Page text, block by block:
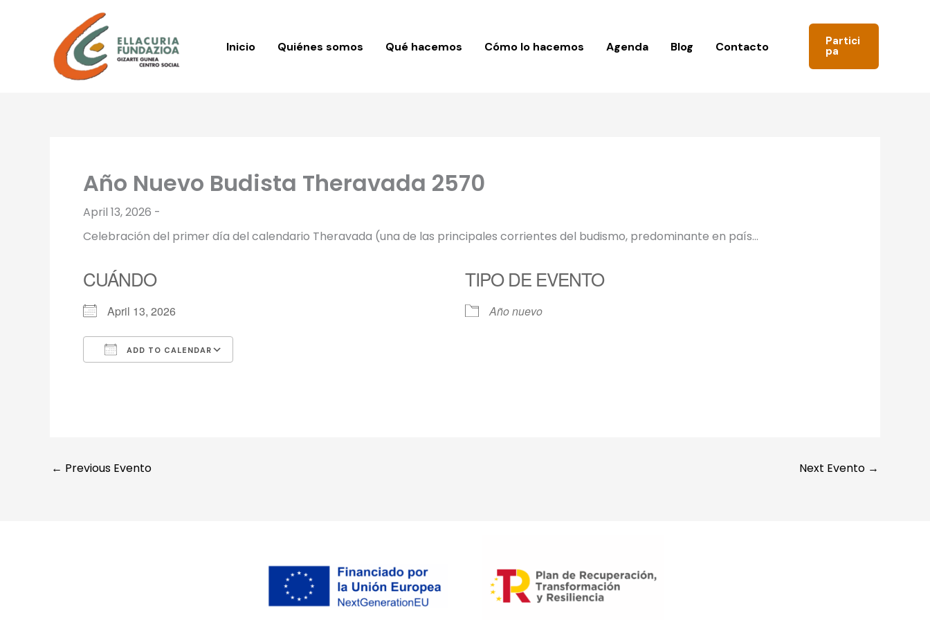
Inicio Quiénes somos Qué hacemos Cómo lo hacemos Agenda Blog Contacto Partici
pa
Año Nuevo Budista Theravada 2570
April 13, 2026 -
Celebración del primer día del calendario Theravada (una de las principales corrientes del budismo, predominante en país…
CUÁNDO
April 13, 2026
ADD TO CALENDAR
TIPO DE EVENTO
Año nuevo
← Previous Evento Next Evento →